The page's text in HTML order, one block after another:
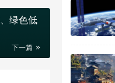
绿色低
下一篇